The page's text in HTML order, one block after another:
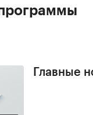
Главные